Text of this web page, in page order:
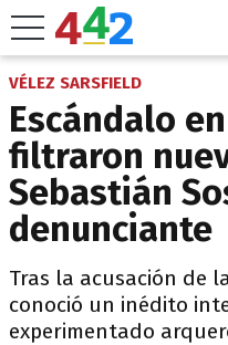
VÉLEZ SARSFIELD
Escándalo
filtraron
Sebastián
denunciante
Tras la acusación de
conoció un inédito
experimentado